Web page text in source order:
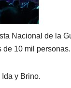
Nacional de la
de 10 mil personas.
y Brino.